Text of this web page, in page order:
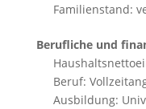
Familienstand:
Berufliche und
Beruf:
Ausbildung: